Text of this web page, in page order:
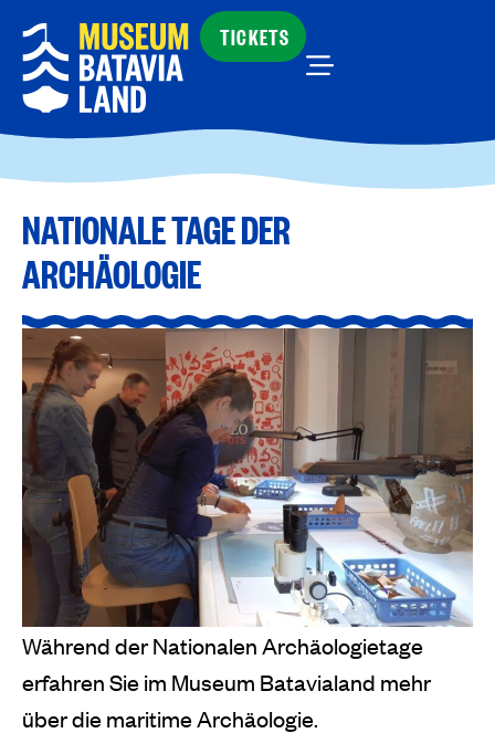
TICKETS
NATIONALE TAGE DER
ARCHÄOLOGIE
Während der Nationalen Archäologietage
erfahren Sie im Museum Batavialand mehr
über die maritime Archäologie.